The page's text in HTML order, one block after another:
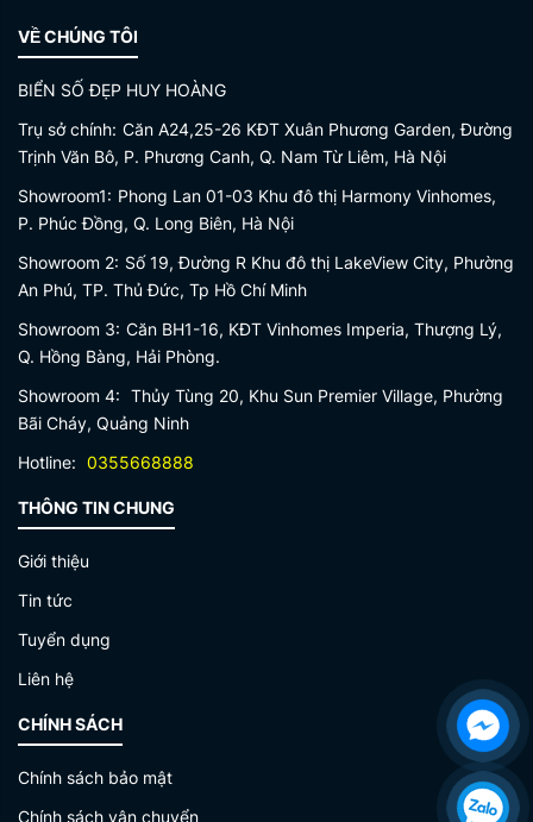
VỀ CHÚNG TÔI
BIỂN SỐ ĐẸP HUY HOÀNG
Trụ sở chính: Căn A24,25-26 KĐT Xuân Phương Garden, Đường
Trịnh Văn Bô, P. Phương Canh, Q. Nam Từ Liêm, Hà Nội
Showroom1: Phong Lan 01-03 Khu đô thị Harmony Vinhomes,
P. Phúc Đồng, Q. Long Biên, Hà Nội
Showroom 2: Số 19, Đường R Khu đô thị LakeView City, Phường
An Phú, TP. Thủ Đức, Tp Hồ Chí Minh
Showroom 3: Căn BH1-16, KĐT Vinhomes Imperia, Thượng Lý,
Q. Hồng Bàng, Hải Phòng.
Showroom 4: Thủy Tùng 20, Khu Sun Premier Village, Phường
Bãi Cháy, Quảng Ninh
Hotline: 0355668888
THÔNG TIN CHUNG
Giới thiệu
Tin tức
Tuyển dụng
Liên hệ
CHÍNH SÁCH
Chính sách bảo mật
Chính sách vận chuyển